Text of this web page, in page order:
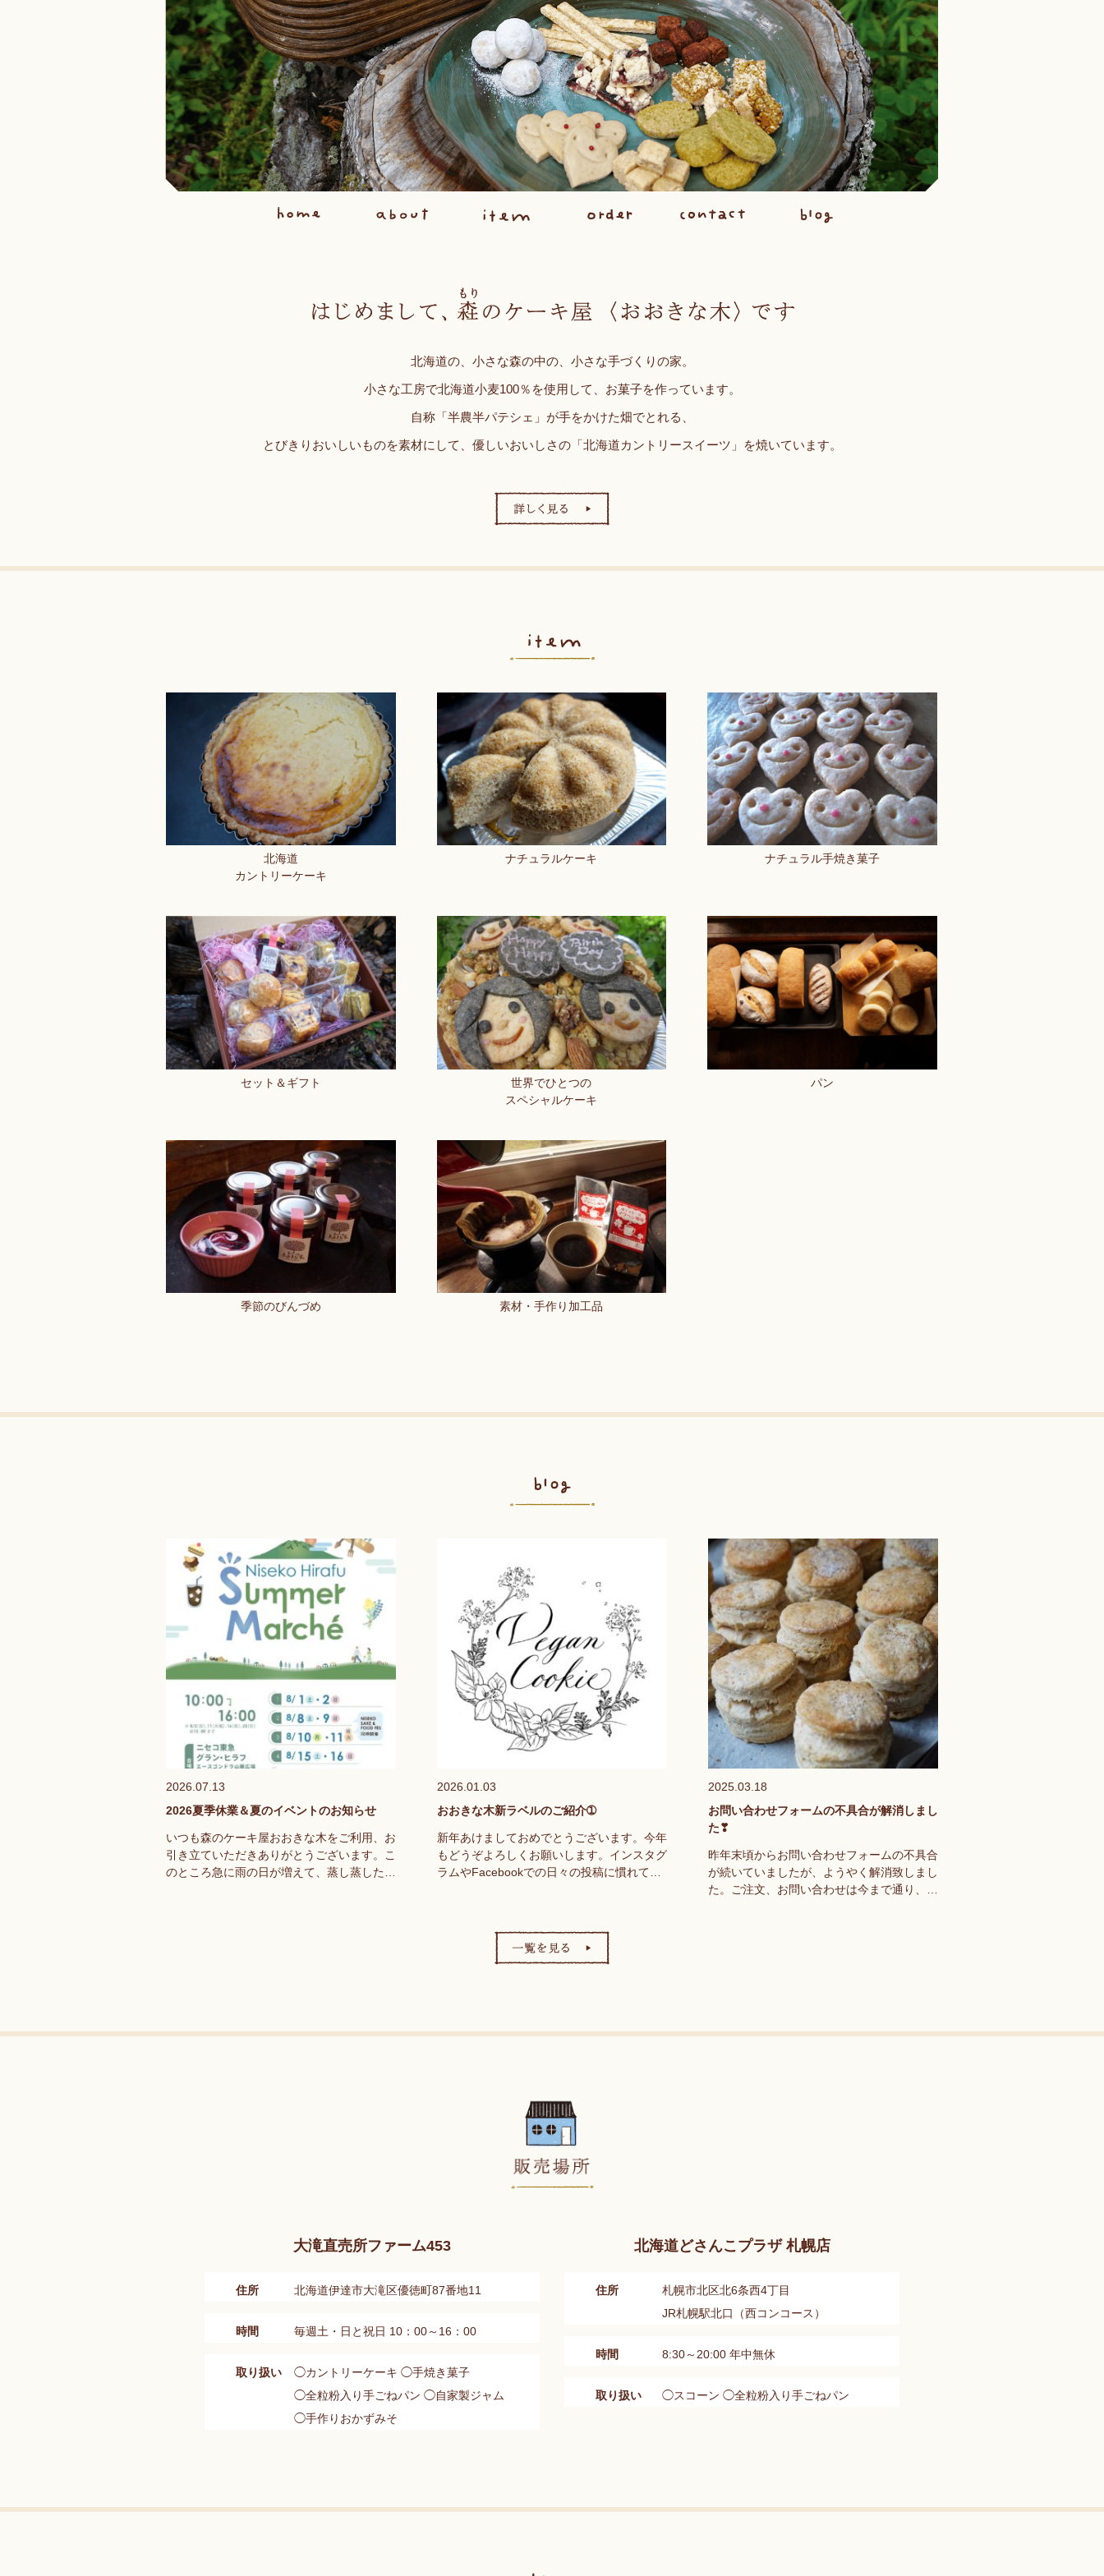
北海道の、小さな森の中の、小さな手づくりの家。
小さな工房で北海道小麦100％を使用して、お菓子を作っています。
自称「半農半パテシェ」が手をかけた畑でとれる、
とびきりおいしいものを素材にして、優しいおいしさの「北海道カントリースイーツ」を焼いています。
北海道
カントリーケーキ
ナチュラルケーキ ナチュラル手焼き菓子
セット＆ギフト
世界でひとつの
スペシャルケーキ
パン
季節のびんづめ 素材・手作り加工品
2026.07.13
2026夏季休業＆夏のイベントのお知らせ
いつも森のケーキ屋おおきな木をご利用、お
引き立ていただきありがとうございます。こ
のところ急に雨の日が増えて、蒸し蒸した暑
2026.01.03
おおきな木新ラベルのご紹介➀
新年あけましておめでとうございます。今年
もどうぞよろしくお願いします。インスタグ
ラムやFacebookでの日々の投稿に慣れて、
2025.03.18
お問い合わせフォームの不具合が解消しまし
た❣
昨年末頃からお問い合わせフォームの不具合
が続いていましたが、ようやく解消致しまし
た。ご注文、お問い合わせは今まで通り、お
大滝直売所ファーム453
住所 北海道伊達市大滝区優徳町87番地11
時間 毎週土・日と祝日 10：00～16：00
取り扱い
◯カントリーケーキ ◯手焼き菓子
◯全粒粉入り手ごねパン ◯自家製ジャム
◯手作りおかずみそ
北海道どさんこプラザ 札幌店
住所
札幌市北区北6条西4丁目
JR札幌駅北口（西コンコース）
時間 8:30～20:00 年中無休
取り扱い ◯スコーン ◯全粒粉入り手ごねパン